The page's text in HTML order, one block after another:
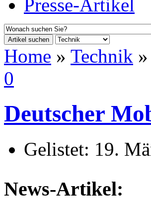
Presse-Artikel
Artikel suchen
Home » Technik
0
Deutscher
Gelistet: 19.
News-Artikel: